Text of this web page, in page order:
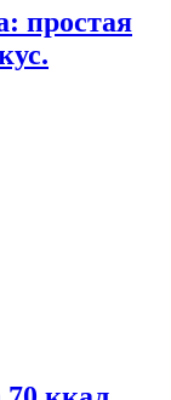
простая